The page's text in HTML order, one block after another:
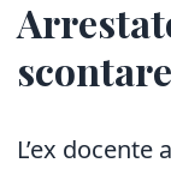
scontare
L’ex